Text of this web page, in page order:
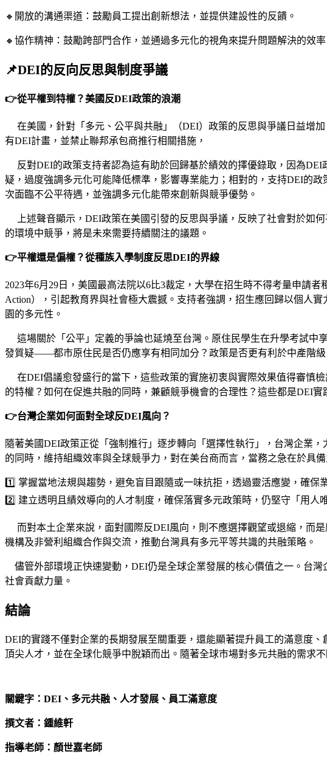
🔸開放的溝通渠道：鼓勵員工提出創新想法，並提供建設性的反饋。
🔸協作精神：鼓勵跨部門合作，並通過多元化的視角來提升問題解決的效率
📌DEI的反向反思與制度爭議
👉從平權到特權？美國反DEI政策的浪潮
在美國，針對「多元、公平與共融」（DEI）政策的反思與爭議日益增
有DEI計畫，並禁止聯邦承包商推行相關措施，
反對DEI的政策支持者認為這有助於回歸基於績效的擇優錄取，因為DEI
疑，過度強調多元化可能降低標準，影響專業能力；相對的，支持DEI的
次面臨不公平待遇，並強調多元化能帶來創新與競爭優勢。
上述聲音顯示，DEI政策在美國引發的反思與爭議，反映了社會對於如
的環境中競爭，將是未來需要持續關注的議題。​
👉平權還是偏權？從種族入學制度反思DEI的界線
2023年6月29日，美國最高法院以6比3裁定，大學在招生時不得考量申請
Action），引起教育界與社會極大震撼。支持者強調，招生應回歸以個人
園的多元性。
這場關於「公平」定義的爭論也延燒至台灣。原住民學生在升學考試中
發質疑——都市原住民是否仍應享有相同加分？政策是否更有利於中產階級
在DEI倡議愈發盛行的當下，這些政策的實施初衷與實際效果值得審慎
的特權？如何在促進共融的同時，兼顧競爭機會的合理性？這些都是DEI實
👉台灣企業如何面對全球反DEI風向？
隨著美國DEI政策正從「強制推行」逐步轉向「選擇性執行」，台灣企業
的同時，維持組織效率與全球競爭力，對在美台商而言，當務之急在於具
1️⃣ 掌握當地法規與趨勢，避免盲目跟隨或一味抗拒，透過靈活應變，確保
2️⃣ 建立透明且績效導向的人才制度，確保落實多元政策時，仍堅守「用人
而對本土企業來說，面對國際反DEI風向，則不應選擇觀望或退縮，而
機構及非營利組織合作與交流，推動台灣具有多元平等共識的共融策略。
儘管外部環境正快速變動，DEI仍是全球企業發展的核心價值之一。台
社會貢獻力量。
結論
DEI的實踐不僅對企業的長期發展至關重要，還能顯著提升員工的滿意度
頂尖人才，並在全球化競爭中脫穎而出。隨著全球市場對多元共融的需求
關鍵字：DEI、多元共融、人才發展、員工滿意度
撰文者：鍾維軒
指導老師：顏世嘉老師